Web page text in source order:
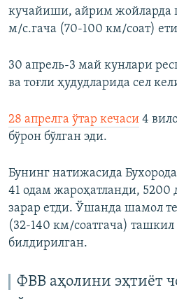
кучайиши, айрим жойларда
м/с.гача (70-100 км/соат)
30 апрель-3 май кунлари
ва тоғли ҳудудларида сел
28 апрелга ўтар кечаси 4
бўрон бўлган эди.
Бунинг натижасида
41 одам жароҳатланди, 5200
зарар етди. Ўшанда шамол
(32-140 км/соатгача)
билдирилган.
ФВВ аҳолини эҳтиёт